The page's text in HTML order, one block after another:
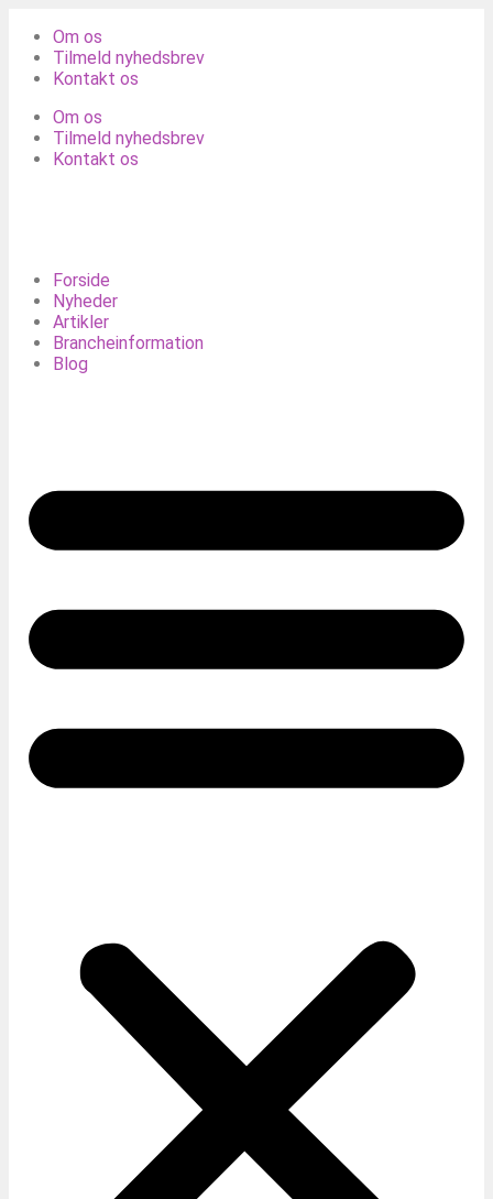
Om os
Tilmeld nyhedsbrev
Kontakt os
Om os
Tilmeld nyhedsbrev
Kontakt os
Forside
Nyheder
Artikler
Brancheinformation
Blog